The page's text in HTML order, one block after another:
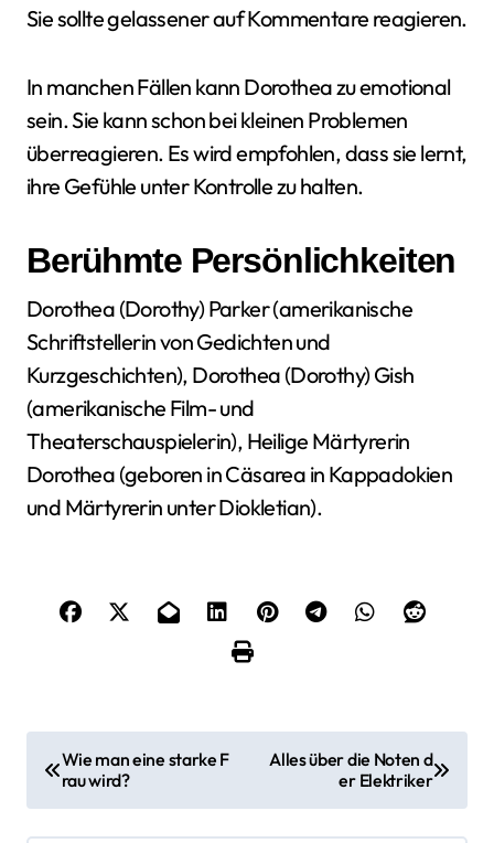
Sie sollte gelassener auf Kommentare reagieren.
In manchen Fällen kann Dorothea zu emotional
sein. Sie kann schon bei kleinen Problemen
überreagieren. Es wird empfohlen, dass sie lernt,
ihre Gefühle unter Kontrolle zu halten.
Berühmte Persönlichkeiten
Dorothea (Dorothy) Parker (amerikanische
Schriftstellerin von Gedichten und
Kurzgeschichten), Dorothea (Dorothy) Gish
(amerikanische Film- und
Theaterschauspielerin), Heilige Märtyrerin
Dorothea (geboren in Cäsarea in Kappadokien
und Märtyrerin unter Diokletian).
e
Wie man eine starke F
rau wird?
Alles über die Noten d
er Elektriker